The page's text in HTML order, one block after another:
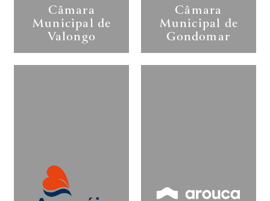
Câmara
Municipal de
Valongo
Câmara
Municipal de
Gondomar